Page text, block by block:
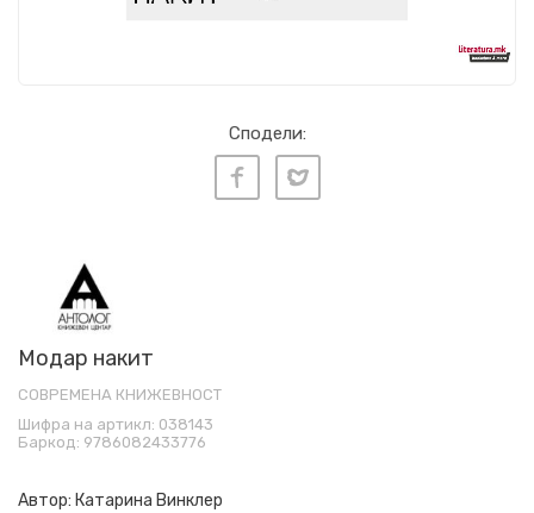
Сподели:
Модар накит
СОВРЕМЕНА КНИЖЕВНОСТ
Шифра на артикл: 038143
Баркод: 9786082433776
Автор: Катарина Винклер